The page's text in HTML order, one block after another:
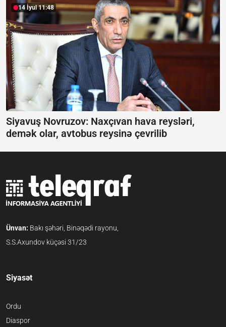
14 İyul 11:48
Siyavuş Novruzov: Naxçıvan hava reysləri,
demək olar, avtobus reysinə çevrilib
Ünvan: Bakı şəhəri, Binəqədi rayonu,
S.S.Axundov küçəsi 31/23
Siyasət
Ordu
Diaspor